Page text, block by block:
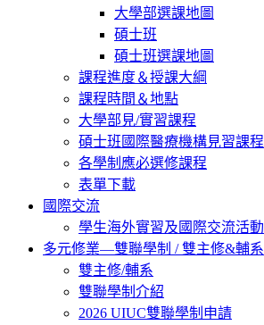
大學部選課地圖
碩士班
碩士班選課地圖
課程進度＆授課大綱
課程時間＆地點
大學部見/實習課程
碩士班國際醫療機構見習課程
各學制應必選修課程
表單下載
國際交流
學生海外實習及國際交流活動
多元修業—雙聯學制 / 雙主修&輔系
雙主修/輔系
雙聯學制介紹
2026 UIUC雙聯學制申請